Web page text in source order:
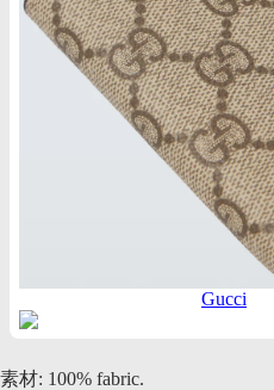
Gucci
素材: 100% fabric.